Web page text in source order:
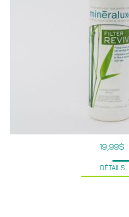
19,99$
DÉTAILS